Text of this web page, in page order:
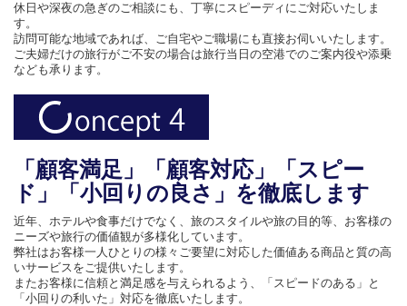
休日や深夜の急ぎのご相談にも、丁寧にスピーディにご対応いたしま
す。
訪問可能な地域であれば、ご自宅やご職場にも直接お伺いいたします。
ご夫婦だけの旅行がご不安の場合は旅行当日の空港でのご案内役や添乗
なども承ります。
「顧客満足」「顧客対応」「スピー
ド」「小回りの良さ」を徹底します
近年、ホテルや食事だけでなく、旅のスタイルや旅の目的等、お客様の
ニーズや旅行の価値観が多様化しています。
弊社はお客様一人ひとりの様々ご要望に対応した価値ある商品と質の高
いサービスをご提供いたします。
またお客様に信頼と満足感を与えられるよう、「スピードのある」と
「小回りの利いた」対応を徹底いたします。